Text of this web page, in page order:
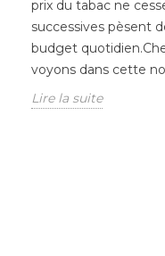
prix du tabac ne
successives pèsent
budget
voyons dans cette
Lire la suite